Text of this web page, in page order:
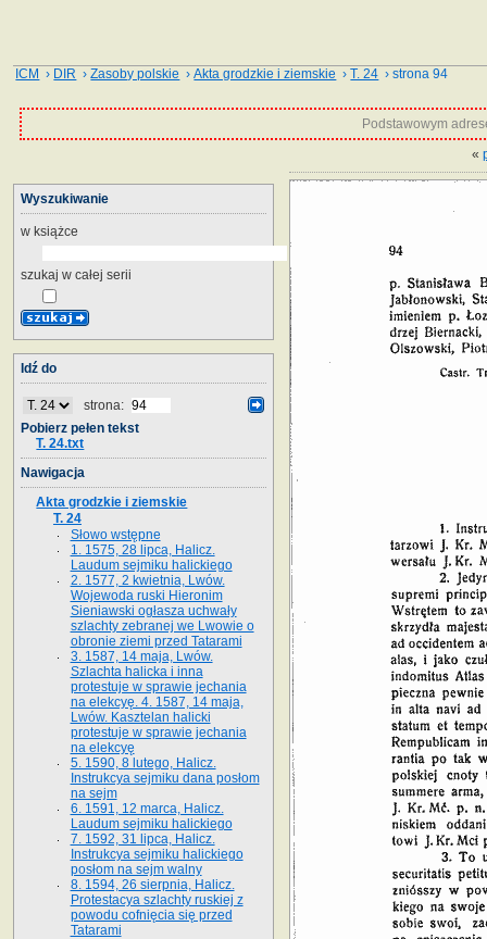
ICM › DIR ›Zasoby polskie ›Akta grodzkie i ziemskie ›T. 24 › strona 94
Podstawowym
«
Wyszukiwanie
w książce
szukaj w całej serii
Idź do
strona:
Pobierz pełen tekst
T. 24.txt
Nawigacja
Akta grodzkie i ziemskie
T. 24
Słowo wstępne
1. 1575, 28 lipca, Halicz.
Laudum sejmiku halickiego
2. 1577, 2 kwietnia, Lwów.
Wojewoda ruski Hieronim
Sieniawski ogłasza uchwały
szlachty zebranej we Lwowie o
obronie ziemi przed Tatarami
3. 1587, 14 maja, Lwów.
Szlachta halicka i inna
protestuje w sprawie jechania
na elekcyę. 4. 1587, 14 maja,
Lwów. Kasztelan halicki
protestuje w sprawie jechania
na elekcyę
5. 1590, 8 lutego, Halicz.
Instrukcya sejmiku dana posłom
na sejm
6. 1591, 12 marca, Halicz.
Laudum sejmiku halickiego
7. 1592, 31 lipca, Halicz.
Instrukcya sejmiku halickiego
posłom na sejm walny
8. 1594, 26 sierpnia, Halicz.
Protestacya szlachty ruskiej z
powodu cofnięcia się przed
Tatarami